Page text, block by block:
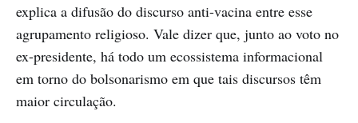
explica a difusão do discurso anti-vacina entre esse
agrupamento religioso. Vale dizer que, junto ao voto no
ex-presidente, há todo um ecossistema informacional
em torno do bolsonarismo em que tais discursos têm
maior circulação.